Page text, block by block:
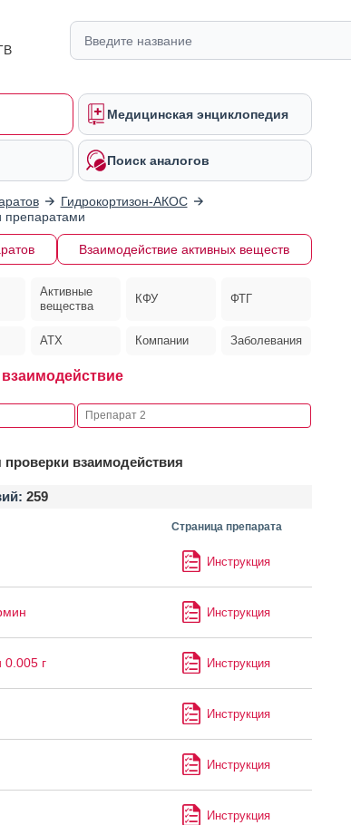
Медицинская энциклопедия
Поиск аналогов
Гидрокортизон-АКОС
препаратами
Взаимодействие активных веществ
Активные
вещества
КФУ ФТГ
АТХ Компании Заболевания
взаимодействия
259
Страница препарата
Инструкция
Инструкция
0.005 г Инструкция
Инструкция
Инструкция
Инструкция